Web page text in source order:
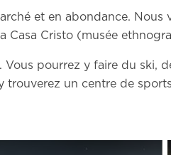
et en abondance.
Casa Cristo (musée
Vous pourrez y faire du ski,
trouverez un centre de